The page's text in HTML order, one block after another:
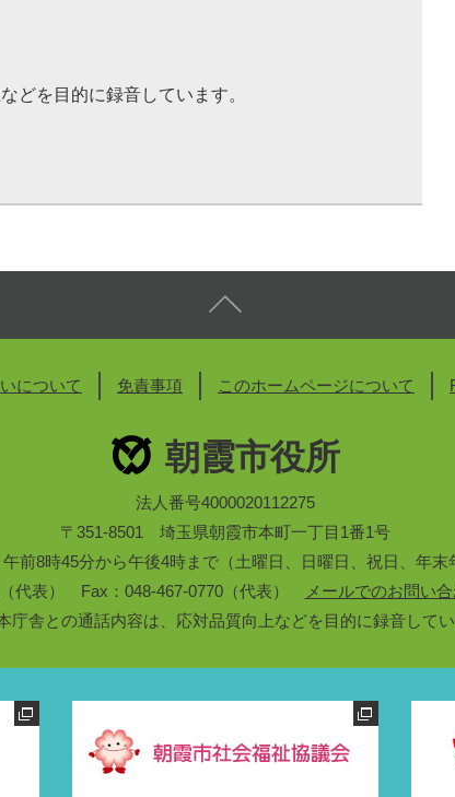
どを目的に録音しています。
について 免責事項 このホームページについて
朝霞市役所
法人番号4000020112275
〒351-8501 埼玉県朝霞市本町一丁目1番1号
前8時45分から午後4時まで（土曜日、日曜日、祝日、年末
（代表） Fax：048-467-0770（代表）
メールでのお問い
庁舎との通話内容は、応対品質向上などを目的に録音してい